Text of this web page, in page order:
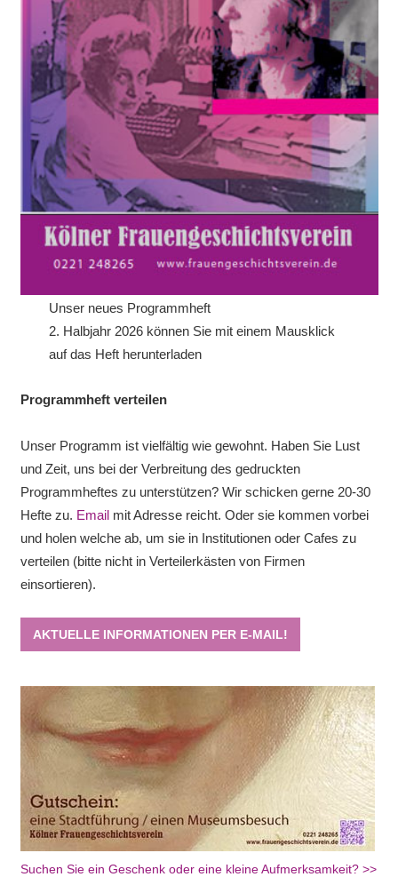
Unser neues Programmheft
2. Halbjahr 2026 können Sie mit einem Mausklick
auf das Heft herunterladen
Programmheft verteilen
Unser Programm ist vielfältig wie gewohnt. Haben Sie Lust
und Zeit, uns bei der Verbreitung des gedruckten
Programmheftes zu unterstützen? Wir schicken gerne 20-30
Hefte zu. Emailmit Adresse reicht. Oder sie kommen vorbei
und holen welche ab, um sie in Institutionen oder Cafes zu
verteilen (bitte nicht in Verteilerkästen von Firmen
einsortieren).
AKTUELLE INFORMATIONEN PER E-MAIL!
Suchen Sie ein Geschenk oder eine kleine Aufmerksamkeit? >>